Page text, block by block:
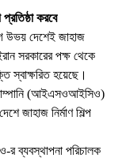
করবে
উভয় দেশেই জাহাজ
সরকারের পক্ষ থেকে
স্বাক্ষরিত হয়েছে।
কোম্পানি (আইএসওআইসিও)
জাহাজ নির্মাণ শিল্প
র ব্যবস্থাপনা পরিচালক